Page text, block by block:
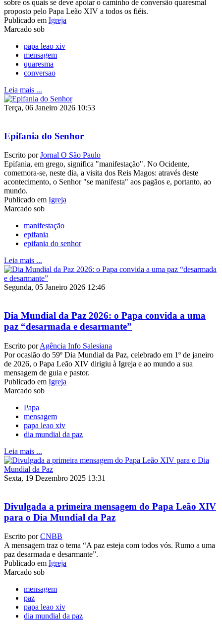
sobre os quais se deve apoiar o caminho de conversão quaresmal
proposto pelo Papa Leão XIV a todos os fiéis.
Publicado em Igreja
Marcado sob
papa leao xiv
mensagem
quaresma
conversao
Leia mais ...
Terça, 06 Janeiro 2026 10:53
Epifania do Senhor
Escrito porJornal O São Paulo
Epifania, em grego, significa "manifestação". No Ocidente,
comemora-se, neste dia, a visita dos Reis Magos: através deste
acontecimento, o Senhor "se manifesta" aos pagãos e, portanto, ao
mundo.
Publicado em Igreja
Marcado sob
manifestação
epifania
epifania do senhor
Leia mais ...
Segunda, 05 Janeiro 2026 12:46
Dia Mundial da Paz 2026: o Papa convida a uma
paz “desarmada e desarmante”
Escrito porAgência Info Salesiana
Por ocasião do 59º Dia Mundial da Paz, celebrado em 1º de janeiro
de 2026, o Papa Leão XIV dirigiu à Igreja e ao mundo a sua
mensagem de guia e pastor.
Publicado em Igreja
Marcado sob
Papa
mensagem
papa leao xiv
dia mundial da paz
Leia mais ...
Sexta, 19 Dezembro 2025 13:31
Divulgada a primeira mensagem do Papa Leão XIV
para o Dia Mundial da Paz
Escrito porCNBB
A mensagem traz o tema “A paz esteja com todos vós. Rumo a uma
paz desarmada e desarmante”.
Publicado em Igreja
Marcado sob
mensagem
paz
papa leao xiv
dia mundial da paz